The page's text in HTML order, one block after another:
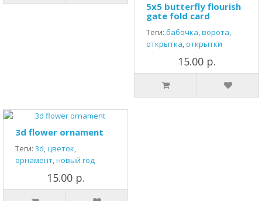
5x5 butterfly flourish
gate fold card
Теги: бабочка,ворота,
открытка,открытки
15.00 р.
3d flower ornament
Теги: 3d,цветок,
орнамент,новый год
15.00 р.